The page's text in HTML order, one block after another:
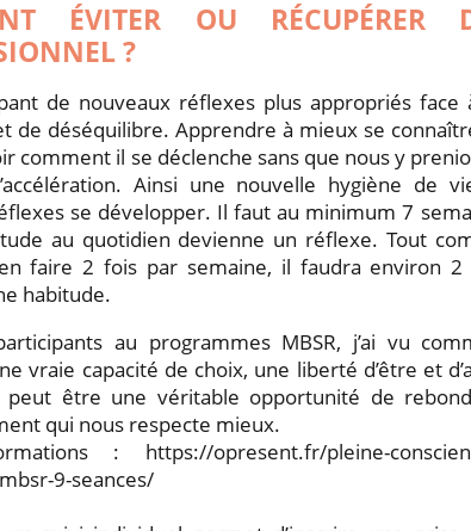
ÉVITER OU RÉCUPÉRER
?
de nouveaux réflexes plus appropriés face
de déséquilibre. Apprendre à mieux se
comment il se déclenche sans que nous y
Ainsi une nouvelle hygiène de
se développer. Il faut au minimum 7
au quotidien devienne un réflexe. Tout
faire 2 fois par semaine, il faudra environ
habitude.
au programmes MBSR, j’ai vu
vraie capacité de choix, une liberté d’être et
peut être une véritable opportunité de
qui nous respecte mieux.
: https://opresent.fr/pleine-
9-seances/